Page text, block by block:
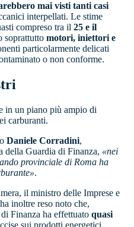
mai visti tanti casi
interpellati. Le stime
compreso tra il 25 e il
soprattutto motori, iniettori e
particolarmente delicati
o non conforme.
in un piano più ampio di
carburanti.
Daniele Corradini,
della Guardia di Finanza, «nei
provinciale di Roma ha
.
il ministro delle Imprese e
ha inoltre reso noto che,
Finanza ha effettuato quasi